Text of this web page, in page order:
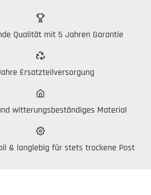
Qualität mit 5 Jahren Garantie
Ersatzteilversorgung
witterungsbeständiges Material
& langlebig für stets trockene Post